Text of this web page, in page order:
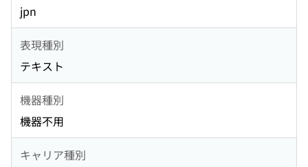
jpn
表現種別
テキスト
機器種別
機器不用
キャリア種別